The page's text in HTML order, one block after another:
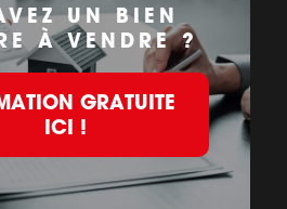
UN BIEN
À VENDRE ?
GRATUITE
ICI !